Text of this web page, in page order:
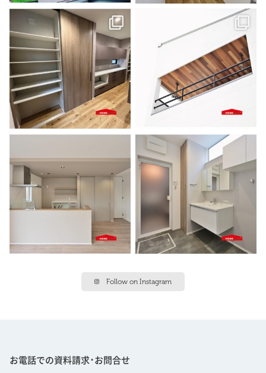
Follow on Instagram
お電話での資料請求･お問合せ